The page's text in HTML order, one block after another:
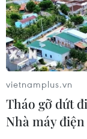
THỦY
Sở hữu trí tuệ
RSS
Ngôn ngữ
Dịch vụ tin
Liên hệ
vietnamplus.vn
Tháo gỡ dứt
Nhà máy